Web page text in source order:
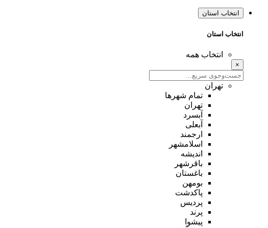
انتخاب استان
انتخاب استان
انتخاب همه
×
تهران
تمام شهر‌ها
تهران
آبسرد
آبعلی
ارجمند
اسلامشهر
اندیشه
باقرشهر
باغستان
بومهن
پاکدشت
پردیس
پرند
پیشوا